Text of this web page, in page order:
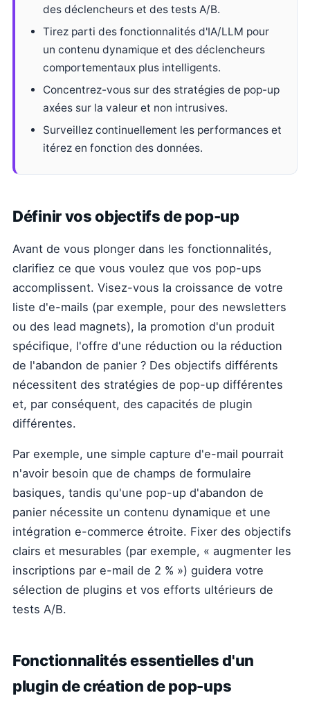
des déclencheurs et des tests A/B.
Tirez parti des fonctionnalités d'IA/LLM pour
un contenu dynamique et des déclencheurs
comportementaux plus intelligents.
Concentrez-vous sur des stratégies de pop-up
axées sur la valeur et non intrusives.
Surveillez continuellement les performances et
itérez en fonction des données.
Définir vos objectifs de pop-up
Avant de vous plonger dans les fonctionnalités,
clarifiez ce que vous voulez que vos pop-ups
accomplissent. Visez-vous la croissance de votre
liste d'e-mails (par exemple, pour des newsletters
ou des lead magnets), la promotion d'un produit
spécifique, l'offre d'une réduction ou la réduction
de l'abandon de panier ? Des objectifs différents
nécessitent des stratégies de pop-up différentes
et, par conséquent, des capacités de plugin
différentes.
Par exemple, une simple capture d'e-mail pourrait
n'avoir besoin que de champs de formulaire
basiques, tandis qu'une pop-up d'abandon de
panier nécessite un contenu dynamique et une
intégration e-commerce étroite. Fixer des objectifs
clairs et mesurables (par exemple, « augmenter les
inscriptions par e-mail de 2 % ») guidera votre
sélection de plugins et vos efforts ultérieurs de
tests A/B.
Fonctionnalités essentielles d'un
plugin de création de pop-ups